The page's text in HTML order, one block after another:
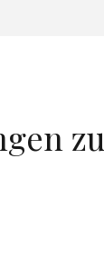
zu